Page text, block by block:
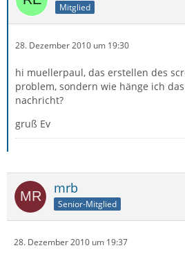
Mitglied
28. Dezember 2010 um 19:30
hi muellerpaul, das erstellen des
problem, sondern wie hänge ich
nachricht?
gruß Ev
mrb
Senior-Mitglied
28. Dezember 2010 um 19:37